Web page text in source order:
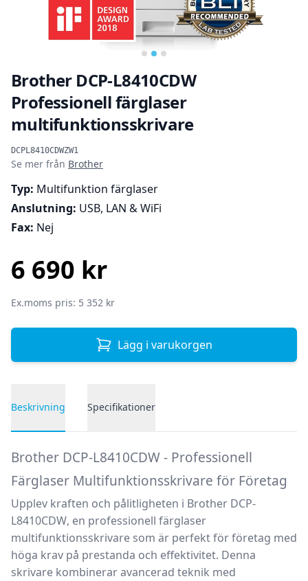
Brother DCP-L8410CDW
Professionell färglaser
multifunktionsskrivare
DCPL8410CDWZW1
Produktinformation
Se mer från Brother
Typ: Multifunktion färglaser
Anslutning: USB, LAN & WiFi
Fax: Nej
6 690 kr
Ex.moms pris: 5 352 kr
Lägg i varukorgen
Beskrivning Specifikationer
Brother DCP-L8410CDW - Professionell
Färglaser Multifunktionsskrivare för Företag
Upplev kraften och pålitligheten i Brother DCP-
L8410CDW, en professionell färglaser
multifunktionsskrivare som är perfekt för företag med
höga krav på prestanda och effektivitet. Denna
skrivare kombinerar avancerad teknik med